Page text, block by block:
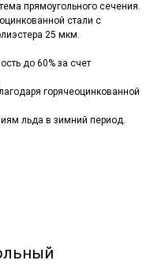
прямоугольного сечения.
стали с
25 мкм.
до 60% за счет
горячеоцинкованной
льда в зимний период.